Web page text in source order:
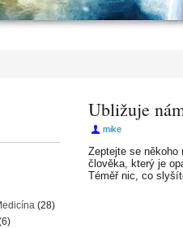
Ubližuje
mike
Zeptejte se někoho
člověka, který je
Téměř nic, co
(28)